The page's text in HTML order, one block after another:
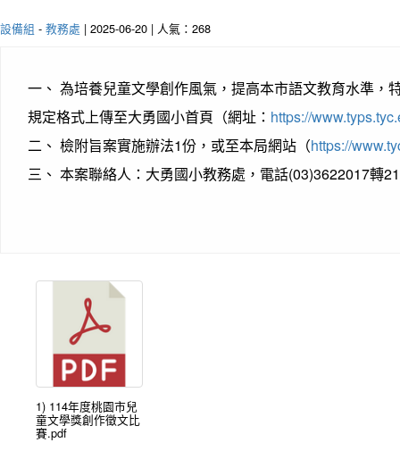
設備組 - 教務處 | 2025-06-20 | 人氣：268
一、 為培養兒童文學創作風氣，提高本市語文教育水準
規定格式上傳至大勇國小首頁（網址： https://
二、 檢附旨案實施辦法1份，或至本局網站（https://
三、 本案聯絡人：大勇國小教務處，電話(03)3622017轉
1) 114年度桃園市兒
童文學獎創作徵文比
賽.pdf